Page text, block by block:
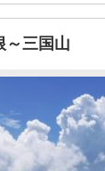
～三国山